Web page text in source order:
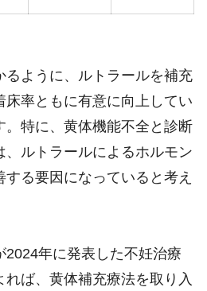
るように、ルトラールを補充
床率ともに有意に向上してい
。特に、黄体機能不全と診断
、ルトラールによるホルモン
る要因になっていると考え
2024年に発表した不妊治療
ば、黄体補充療法を取り入